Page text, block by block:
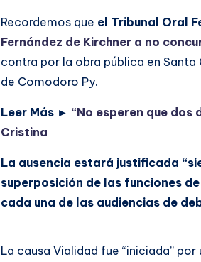
Recordemos que el Tribunal Oral
Fernández de Kirchner a no
contra por la obra pública en Santa
de Comodoro Py.
Leer Más ► “No esperen que
Cristina
La ausencia estará justificada
superposición de las funciones
cada una de las audiencias de
La causa Vialidad fue “iniciada”